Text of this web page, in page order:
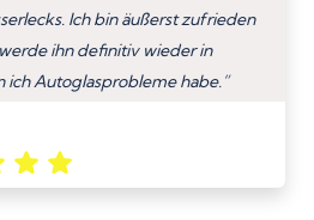
Ich bin äußerst zufrieden
ihn definitiv wieder in
ich Autoglasprobleme habe.”